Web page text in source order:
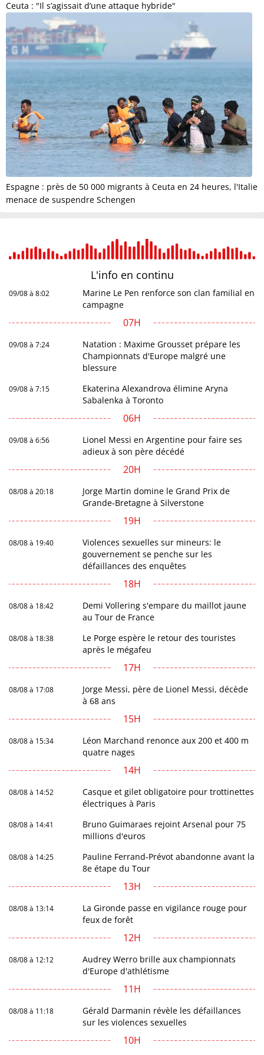
Ceuta : "Il s’agissait d’une attaque hybride"
Espagne : près de 50 000 migrants à Ceuta en 24 heures, l'Italie
menace de suspendre Schengen
L'info en continu
09/08 à 8:02
Marine Le Pen renforce son clan familial en
campagne
07H
09/08 à 7:24
Natation : Maxime Grousset prépare les
Championnats d'Europe malgré une
blessure
09/08 à 7:15
Ekaterina Alexandrova élimine Aryna
Sabalenka à Toronto
06H
09/08 à 6:56
Lionel Messi en Argentine pour faire ses
adieux à son père décédé
20H
08/08 à 20:18
Jorge Martin domine le Grand Prix de
Grande-Bretagne à Silverstone
19H
08/08 à 19:40
Violences sexuelles sur mineurs: le
gouvernement se penche sur les
défaillances des enquêtes
18H
08/08 à 18:42
Demi Vollering s'empare du maillot jaune
au Tour de France
08/08 à 18:38
Le Porge espère le retour des touristes
après le mégafeu
17H
08/08 à 17:08
Jorge Messi, père de Lionel Messi, décède
à 68 ans
15H
08/08 à 15:34
Léon Marchand renonce aux 200 et 400 m
quatre nages
14H
08/08 à 14:52
Casque et gilet obligatoire pour trottinettes
électriques à Paris
08/08 à 14:41
Bruno Guimaraes rejoint Arsenal pour 75
millions d'euros
08/08 à 14:25
Pauline Ferrand-Prévot abandonne avant la
8e étape du Tour
13H
08/08 à 13:14
La Gironde passe en vigilance rouge pour
feux de forêt
12H
08/08 à 12:12
Audrey Werro brille aux championnats
d'Europe d'athlétisme
11H
08/08 à 11:18
Gérald Darmanin révèle les défaillances
sur les violences sexuelles
10H